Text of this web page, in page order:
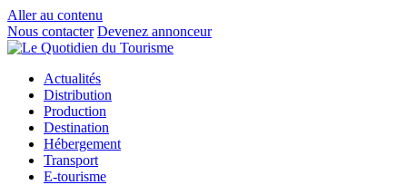
Aller au contenu
Nous contacter Devenez annonceur
Actualités
Distribution
Production
Destination
Hébergement
Transport
E-tourisme